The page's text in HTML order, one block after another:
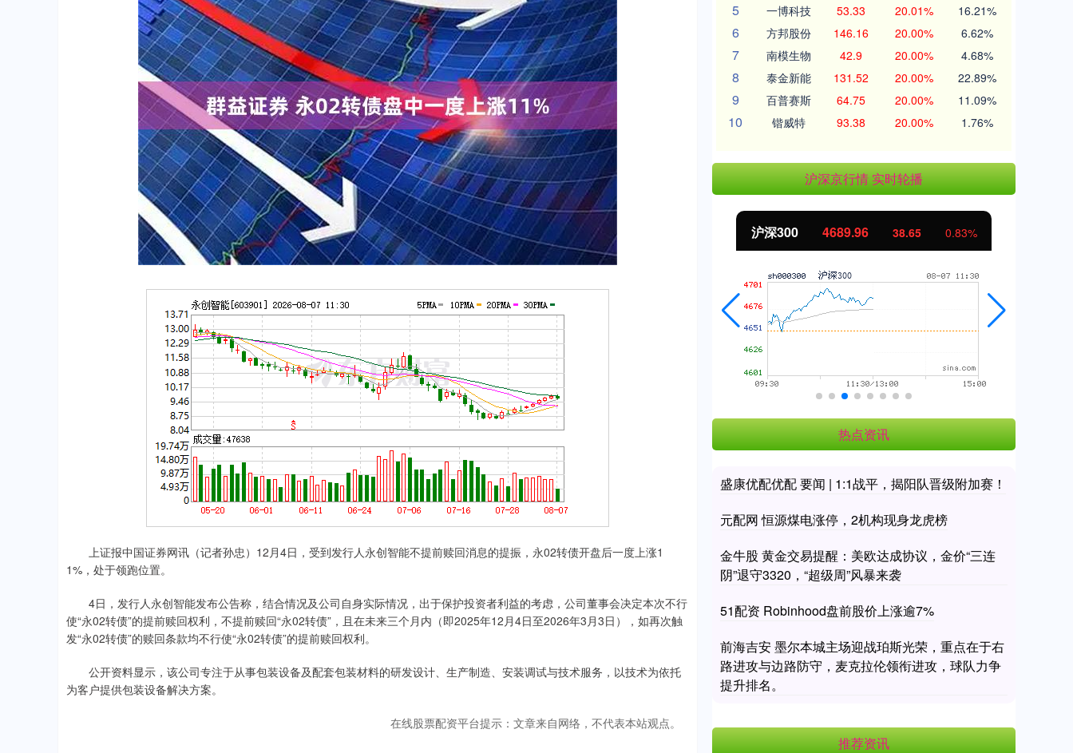
上证报中国证券网讯（记者孙忠）12月4日，受到发行人永创智能不提前赎回消息的提振，永02转债开盘后一度上涨1
1%，处于领跑位置。
4日，发行人永创智能发布公告称，结合情况及公司自身实际情况，出于保护投资者利益的考虑，公司董事会决定本次不行
使“永02转债”的提前赎回权利，不提前赎回“永02转债”，且在未来三个月内（即2025年12月4日至2026年3月3日），如再次触
发“永02转债”的赎回条款均不行使“永02转债”的提前赎回权利。
公开资料显示，该公司专注于从事包装设备及配套包装材料的研发设计、生产制造、安装调试与技术服务，以技术为依托
为客户提供包装设备解决方案。
在线股票配资平台提示：文章来自网络，不代表本站观点。
5 一博科技 53.33 20.01% 16.21%
6 方邦股份 146.16 20.00% 6.62%
7 南模生物 42.9 20.00% 4.68%
8 泰金新能 131.52 20.00% 22.89%
9 百普赛斯 64.75 20.00% 11.09%
10 锴威特 93.38 20.00% 1.76%
沪深京行情 实时轮播
上证指数 3919.51 19.16 0.49% 深证成指 14295.08 184.96 沪深300 4689.96 38.65 0.83%
热点资讯
盛康优配优配 要闻 | 1:1战平，揭阳队晋级附加赛！
元配网 恒源煤电涨停，2机构现身龙虎榜
金牛股 黄金交易提醒：美欧达成协议，金价“三连
阴”退守3320，“超级周”风暴来袭
51配资 Robinhood盘前股价上涨逾7%
前海吉安 墨尔本城主场迎战珀斯光荣，重点在于右
路进攻与边路防守，麦克拉伦领衔进攻，球队力争
提升排名。
推荐资讯